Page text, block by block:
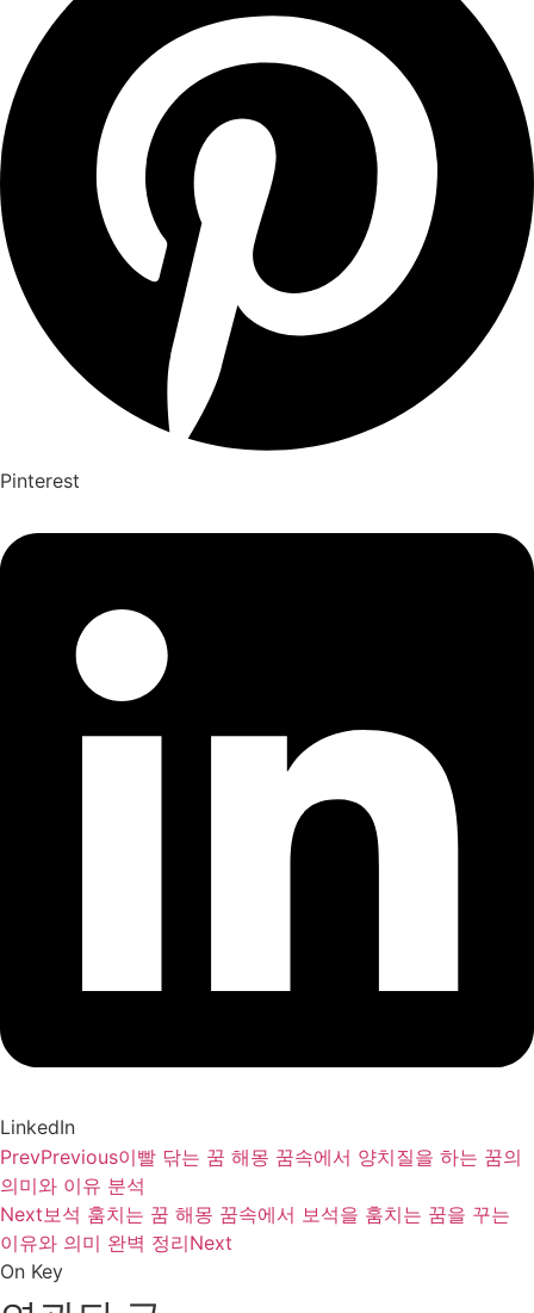
Pinterest
LinkedIn
PrevPrevious이빨 닦는 꿈 해몽 꿈속에서 양치질을 하는 꿈의
의미와 이유 분석
Next보석 훔치는 꿈 해몽 꿈속에서 보석을 훔치는 꿈을 꾸는
이유와 의미 완벽 정리Next
On Key